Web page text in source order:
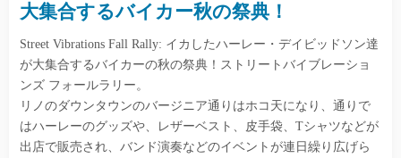
大集合するバイカー秋の祭典！
Street Vibrations Fall Rally: イカしたハーレー・デイビッドソン達
が大集合するバイカーの秋の祭典！ストリートバイブレーショ
ンズ フォールラリー。
リノのダウンタウンのバージニア通りはホコ天になり、通りで
はハーレーのグッズや、レザーベスト、皮手袋、Tシャツなどが
出店で販売され、バンド演奏などのイベントが連日繰り広げら